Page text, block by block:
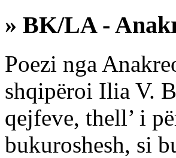
» BK/LA -
Poezi nga
shqipëroi Ilia V.
qejfeve, thell’ i
bukuroshesh, si